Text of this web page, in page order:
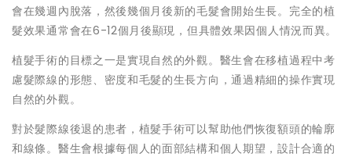
會在幾週內脫落，然後幾個月後新的毛髮會開始生長。完全的植
髮效果通常會在6-12個月後顯現，但具體效果因個人情況而異。
植髮手術的目標之一是實現自然的外觀。醫生會在移植過程中考
慮髮際線的形態、密度和毛髮的生長方向，通過精細的操作實現
自然的外觀。
對於髮際線後退的患者，植髮手術可以幫助他們恢復額頭的輪廓
和線條。醫生會根據每個人的面部結構和個人期望，設計合適的